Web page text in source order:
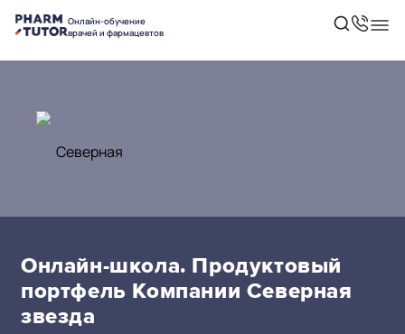
Онлайн-обучение
врачей и фармацевтов
Онлайн-школа. Продуктовый
портфель Компании Северная
звезда